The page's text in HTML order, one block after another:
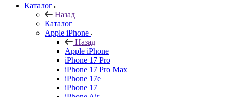
Каталог
Назад
Каталог
Apple iPhone
Назад
Apple iPhone
iPhone 17 Pro
iPhone 17 Pro Max
iPhone 17e
iPhone 17